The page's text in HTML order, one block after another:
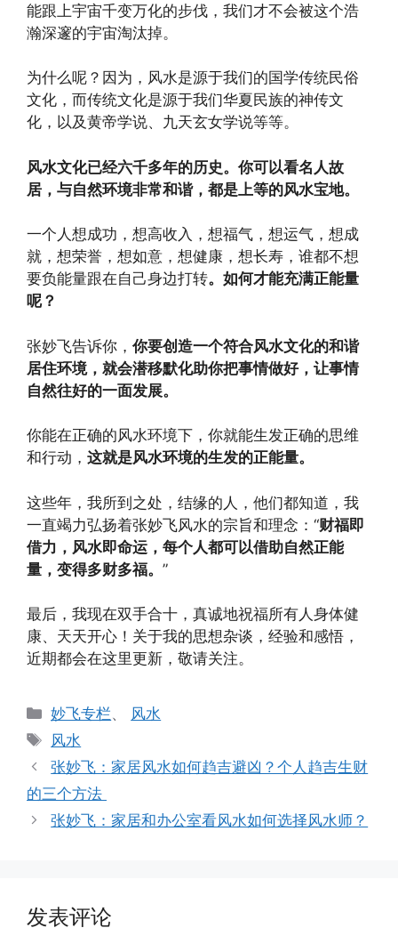
能跟上宇宙千变万化的步伐，我们才不会被这个浩
瀚深邃的宇宙淘汰掉。
为什么呢？因为，风水是源于我们的国学传统民俗
文化，而传统文化是源于我们华夏民族的神传文
化，以及黄帝学说、九天玄女学说等等。
风水文化已经六千多年的历史。你可以看名人故
居，与自然环境非常和谐，都是上等的风水宝地。
一个人想成功，想高收入，想福气，想运气，想成
就，想荣誉，想如意，想健康，想长寿，谁都不想
要负能量跟在自己身边打转。如何才能充满正能量
呢？
张妙飞告诉你， 你要创造一个符合风水文化的和谐
居住环境，就会潜移默化助你把事情做好，让事情
自然往好的一面发展。
你能在正确的风水环境下，你就能生发正确的思维
和行动， 这就是风水环境的生发的正能量。
这些年，我所到之处，结缘的人，他们都知道，我
一直竭力弘扬着张妙飞风水的宗旨和理念：“财福即
借力，风水即命运，每个人都可以借助自然正能
量，变得多财多福。 ”
最后，我现在双手合十，真诚地祝福所有人身体健
康、天天开心！关于我的思想杂谈，经验和感悟，
近期都会在这里更新，敬请关注。
分
类
妙飞专栏、 风水
标
签
风水
张妙飞：家居风水如何趋吉避凶？个人趋吉生财
的三个方法
张妙飞：家居和办公室看风水如何选择风水师？
发表评论